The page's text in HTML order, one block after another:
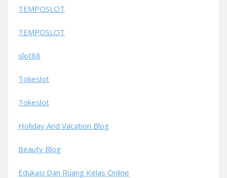
TEMPOSLOT
TEMPOSLOT
slot88
Tokeslot
Tokeslot
Holiday And Vacation Blog
Beauty Blog
Edukasi Dan Ruang Kelas Online